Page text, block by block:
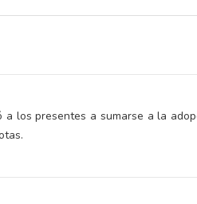
los presentes a sumarse a la